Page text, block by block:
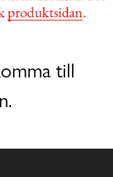
till